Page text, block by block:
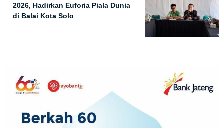
2026, Hadirkan Euforia Piala Dunia
di Balai Kota Solo